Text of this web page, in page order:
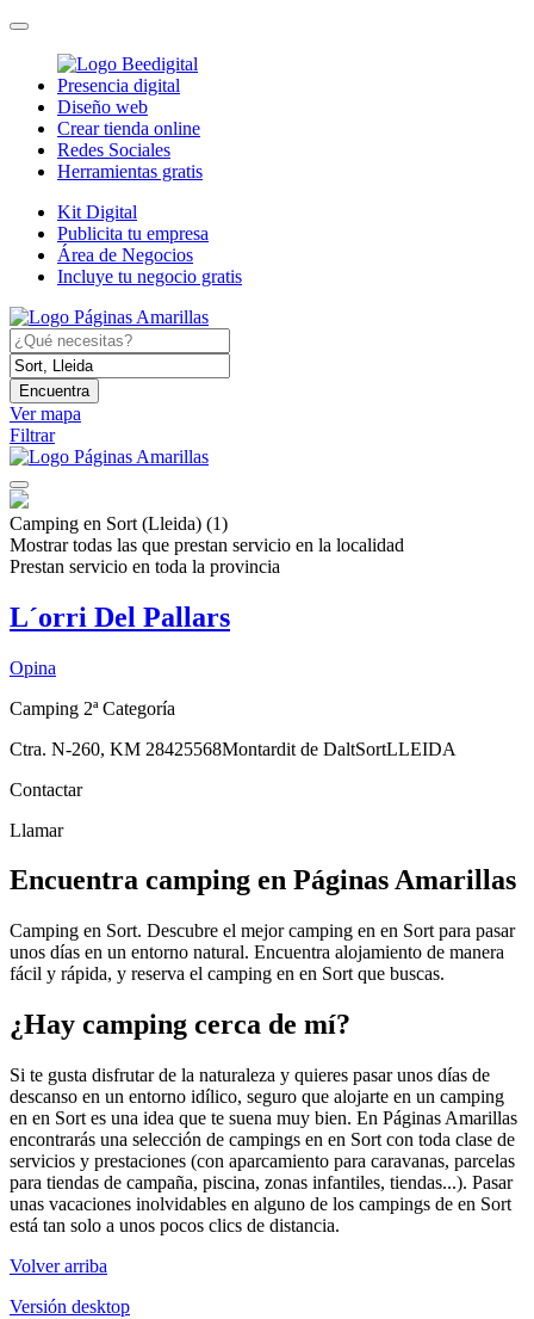
Presencia digital
Diseño web
Crear tienda online
Redes Sociales
Herramientas gratis
Kit Digital
Publicita tu empresa
Área de Negocios
Incluye tu negocio gratis
Encuentra
Ver mapa
Filtrar
Camping en Sort (Lleida) (1)
Mostrar todas las que prestan servicio en la localidad
Prestan servicio en toda la provincia
L´orri Del Pallars
Opina
Camping 2ª Categoría
Ctra. N-260, KM 28425568Montardit de DaltSortLLEIDA
Contactar
Llamar
Encuentra camping en Páginas Amarillas
Camping en Sort. Descubre el mejor camping en en Sort para pasar
unos días en un entorno natural. Encuentra alojamiento de manera
fácil y rápida, y reserva el camping en en Sort que buscas.
¿Hay camping cerca de mí?
Si te gusta disfrutar de la naturaleza y quieres pasar unos días de
descanso en un entorno idílico, seguro que alojarte en un camping
en en Sort es una idea que te suena muy bien. En Páginas Amarillas
encontrarás una selección de campings en en Sort con toda clase de
servicios y prestaciones (con aparcamiento para caravanas, parcelas
para tiendas de campaña, piscina, zonas infantiles, tiendas...). Pasar
unas vacaciones inolvidables en alguno de los campings de en Sort
está tan solo a unos pocos clics de distancia.
Volver arriba
Versión desktop